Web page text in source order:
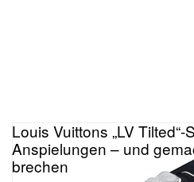
Louis Vuittons „LV
Anspielungen – und
brechen